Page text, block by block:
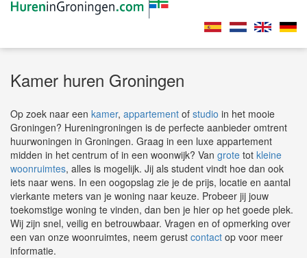
Kamer huren Groningen
Op zoek naar een kamer, appartement of studio in het mooie
Groningen? Hureningroningen is de perfecte aanbieder omtrent
huurwoningen in Groningen. Graag in een luxe appartement
midden in het centrum of in een woonwijk? Van grote tot kleine
woonruimtes, alles is mogelijk. Jij als student vindt hoe dan ook
iets naar wens. In een oogopslag zie je de prijs, locatie en aantal
vierkante meters van je woning naar keuze. Probeer jij jouw
toekomstige woning te vinden, dan ben je hier op het goede plek.
Wij zijn snel, veilig en betrouwbaar. Vragen en of opmerking over
een van onze woonruimtes, neem gerust contact op voor meer
informatie.